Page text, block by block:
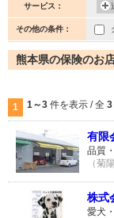
サービス：
その他の条件：
熊本県の保険のお
1 1～3 件を表示 / 全 3
有限
品質
（菊
株式
愛犬